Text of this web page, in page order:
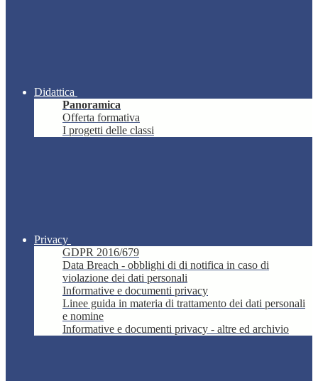
Didattica
Panoramica
Offerta formativa
I progetti delle classi
Privacy
GDPR 2016/679
Data Breach - obblighi di di notifica in caso di
violazione dei dati personali
Informative e documenti privacy
Linee guida in materia di trattamento dei dati personali
e nomine
Informative e documenti privacy - altre ed archivio